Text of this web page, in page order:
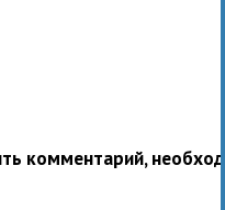
комментарий,